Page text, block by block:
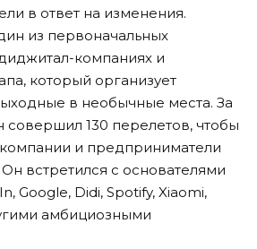
в ответ на изменения.
из первоначальных
компаниях и
который организует
в необычные места. За
совершил 130 перелетов, чтобы
компании и предприниматели
встретился с основателями
Google, Didi, Spotify, Xiaomi,
амбициозными